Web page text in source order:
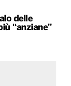
delle
“anziane”